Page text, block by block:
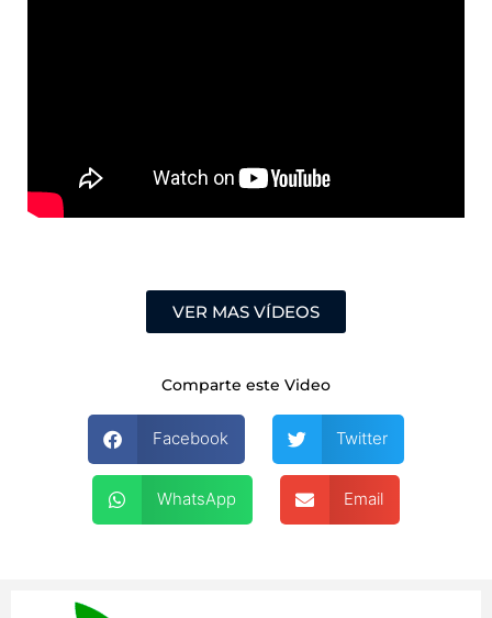
VER MAS VÍDEOS
Comparte este Video
Facebook Twitter
WhatsApp Email